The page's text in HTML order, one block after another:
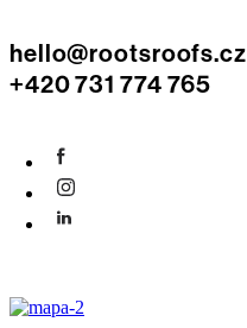
hello@rootsroofs.cz
+420 731 774 765